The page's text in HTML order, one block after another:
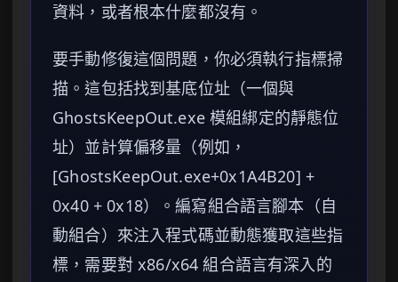
資料，或者根本什麼都沒有。
要手動修復這個問題，你必須執行指標掃
描。這包括找到基底位址（一個與
GhostsKeepOut.exe 模組綁定的靜態位
址）並計算偏移量（例如，
[GhostsKeepOut.exe+0x1A4B20] +
0x40 + 0x18）。編寫組合語言腳本（自
動組合）來注入程式碼並動態獲取這些指
標，需要對 x86/x64 組合語言有深入的